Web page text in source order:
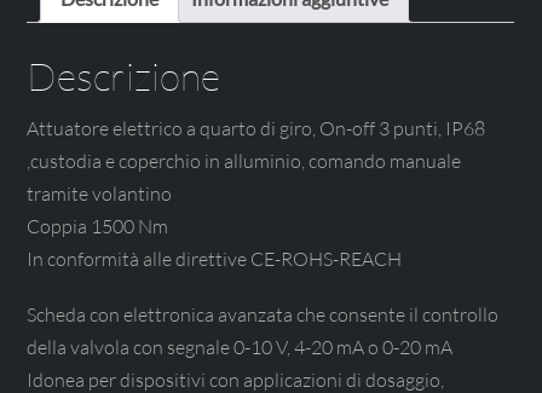
Descrizione
Attuatore elettrico a quarto di giro, On-off 3 punti, IP68
,custodia e coperchio in alluminio, comando manuale
tramite volantino
Coppia 1500 Nm
In conformità alle direttive CE-ROHS-REACH
Scheda con elettronica avanzata che consente il controllo
della valvola con segnale 0-10 V, 4-20 mA o 0-20 mA
Idonea per dispositivi con applicazioni di dosaggio,